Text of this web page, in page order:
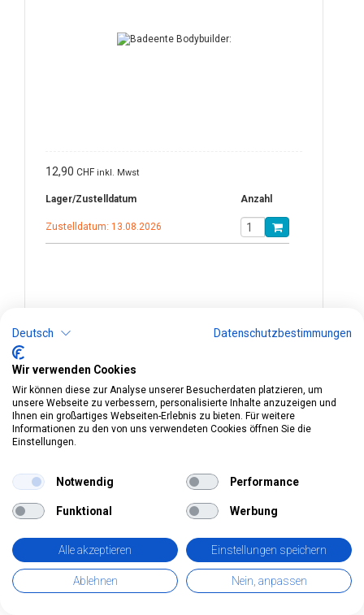
12,90 CHF inkl. Mwst
Lager/Zustelldatum Anzahl
Zustelldatum: 13.08.2026
Art.Nr. 237441
Badeente Dark Duck
Deutsch Datenschutzbestimmungen
Wir verwenden Cookies
Wir können diese zur Analyse unserer Besucherdaten platzieren, um
unsere Webseite zu verbessern, personalisierte Inhalte anzuzeigen und
Ihnen ein großartiges Webseiten-Erlebnis zu bieten. Für weitere
Informationen zu den von uns verwendeten Cookies öffnen Sie die
Einstellungen.
Notwendig Performance
Funktional Werbung
Alle akzeptieren Einstellungen speichern
Ablehnen Nein, anpassen